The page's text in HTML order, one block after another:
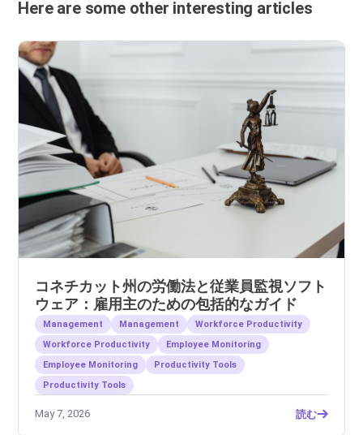
Here are some other interesting articles
コネチカット州の労働法と従業員監視ソフト
ウェア：雇用主のための包括的なガイド
Management Management
Workforce Productivity
Workforce Productivity
Employee Monitoring
Employee Monitoring
Productivity Tools
Productivity Tools
May 7, 2026 読む